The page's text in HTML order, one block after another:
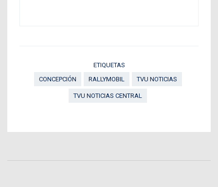
ETIQUETAS
CONCEPCIÓN
RALLYMOBIL TVU NOTICIAS
TVU NOTICIAS CENTRAL